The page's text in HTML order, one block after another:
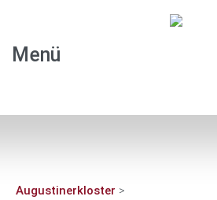
Menü
Augustinerkloster >